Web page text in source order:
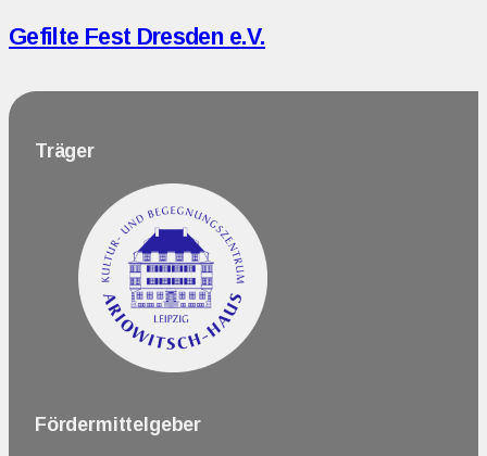
Gefilte Fest Dresden e.V.
Träger
Fördermittelgeber